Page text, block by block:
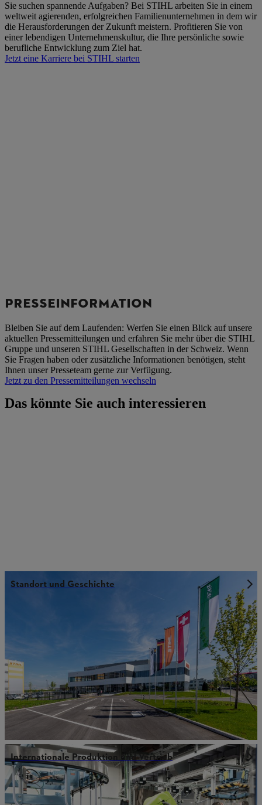
Sie suchen spannende Aufgaben? Bei STIHL arbeiten Sie in einem
weltweit agierenden, erfolgreichen Familienunternehmen in dem wir
die Herausforderungen der Zukunft meistern. Profitieren Sie von
einer lebendigen Unternehmenskultur, die Ihre persönliche sowie
berufliche Entwicklung zum Ziel hat.
Jetzt eine Karriere bei STIHL starten
PRESSEINFORMATION
Bleiben Sie auf dem Laufenden: Werfen Sie einen Blick auf unsere
aktuellen Pressemitteilungen und erfahren Sie mehr über die STIHL
Gruppe und unseren STIHL Gesellschaften in der Schweiz. Wenn
Sie Fragen haben oder zusätzliche Informationen benötigen, steht
Ihnen unser Presseteam gerne zur Verfügung.
Jetzt zu den Pressemitteilungen wechseln
Das könnte Sie auch interessieren
Standort und Geschichte
Internationale Produktion und Vertrieb